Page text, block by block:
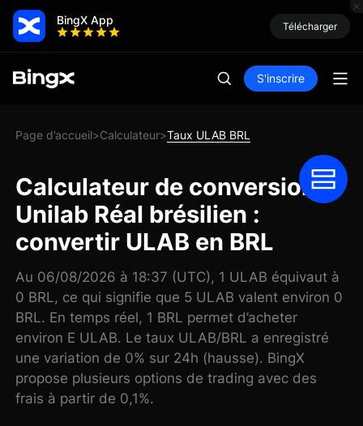
BingX App Télécharger
S'inscrire
Page d’accueil>Calculateur>Taux ULAB BRL
Calculateur de conversion
Unilab Réal brésilien :
convertir ULAB en BRL
Au 06/08/2026 à 18:37 (UTC), 1 ULAB équivaut à
0 BRL, ce qui signifie que 5 ULAB valent environ 0
BRL. En temps réel, 1 BRL permet d’acheter
environ E ULAB. Le taux ULAB/BRL a enregistré
une variation de 0% sur 24h (hausse). BingX
propose plusieurs options de trading avec des
frais à partir de 0,1%.